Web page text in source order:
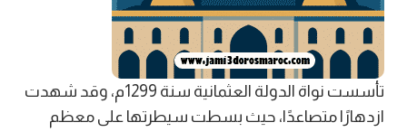
تأسست نواة الدولة العثمانية سنة 1299م، وقد شهدت
ازدهارًا متصاعدًا، حيث بسطت سيطرتها على معظم